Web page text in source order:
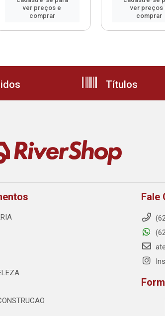
ver preços e
comprar
ver preços
comprar
Títulos
Fale